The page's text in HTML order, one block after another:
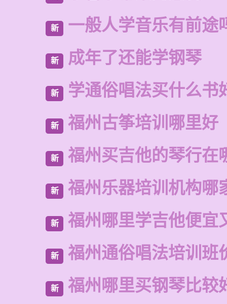
新 一般人学音乐有前途
新 成年了还能学钢琴
新 学通俗唱法买什么书
新 福州古筝培训哪里好
新 福州买吉他的琴行在
新 福州乐器培训机构哪
新 福州哪里学吉他便宜
新 福州通俗唱法培训班
新 福州哪里买钢琴比较